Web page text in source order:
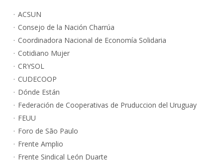
ACSUN
Consejo de la Nación Charrúa
Coordinadora Nacional de Economía Solidaria
Cotidiano Mujer
CRYSOL
CUDECOOP
Dónde Están
Federación de Cooperativas de Pruduccion del Uruguay
FEUU
Foro de São Paulo
Frente Amplio
Frente Sindical León Duarte